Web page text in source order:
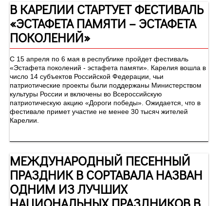
В КАРЕЛИИ СТАРТУЕТ ФЕСТИВАЛЬ
«ЭСТАФЕТА ПАМЯТИ – ЭСТАФЕТА
ПОКОЛЕНИЙ»
С 15 апреля по 6 мая в республике пройдет фестиваль
«Эстафета поколений - эстафета памяти». Карелия вошла в
число 14 субъектов Российской Федерации, чьи
патриотические проекты были поддержаны Министерством
культуры России и включены во Всероссийскую
патриотическую акцию «Дороги победы». Ожидается, что в
фестивале примет участие не менее 30 тысяч жителей
Карелии.
МЕЖДУНАРОДНЫЙ ПЕСЕННЫЙ
ПРАЗДНИК В СОРТАВАЛА НАЗВАН
ОДНИМ ИЗ ЛУЧШИХ